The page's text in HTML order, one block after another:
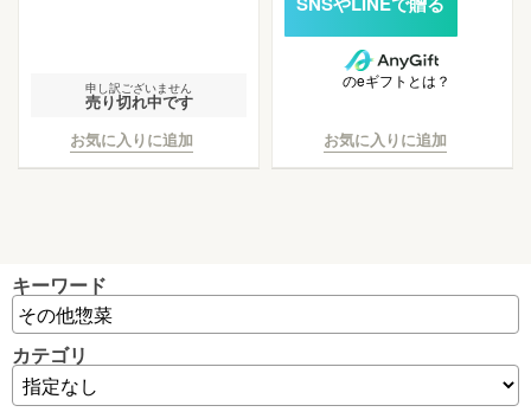
申し訳ございません
売り切れ中です
お気に入りに追加
のeギフトとは？
お気に入りに追加
キーワード
カテゴリ